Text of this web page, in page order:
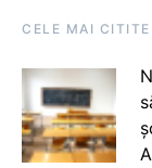
CELE MAI